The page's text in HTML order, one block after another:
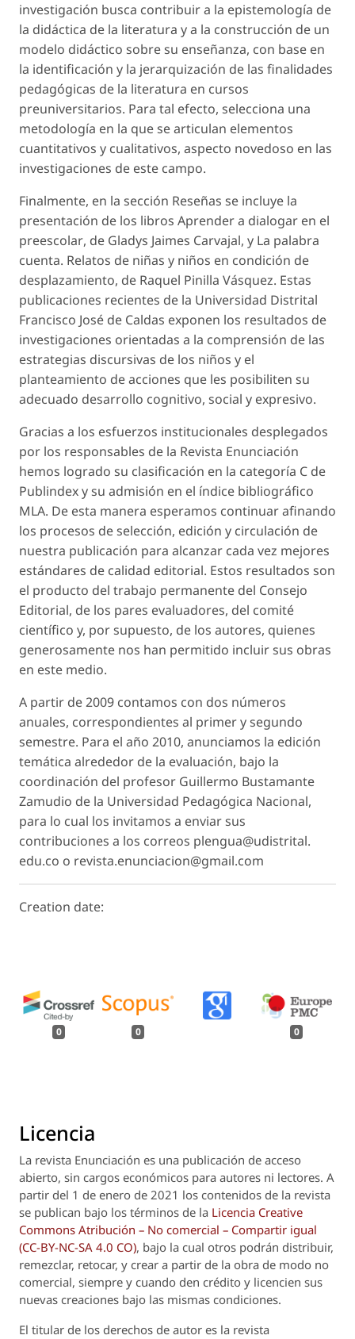
investigación busca contribuir a la epistemología de
la didáctica de la literatura y a la construcción de un
modelo didáctico sobre su enseñanza, con base en
la identificación y la jerarquización de las finalidades
pedagógicas de la literatura en cursos
preuniversitarios. Para tal efecto, selecciona una
metodología en la que se articulan elementos
cuantitativos y cualitativos, aspecto novedoso en las
investigaciones de este campo.
Finalmente, en la sección Reseñas se incluye la
presentación de los libros Aprender a dialogar en el
preescolar, de Gladys Jaimes Carvajal, y La palabra
cuenta. Relatos de niñas y niños en condición de
desplazamiento, de Raquel Pinilla Vásquez. Estas
publicaciones recientes de la Universidad Distrital
Francisco José de Caldas exponen los resultados de
investigaciones orientadas a la comprensión de las
estrategias discursivas de los niños y el
planteamiento de acciones que les posibiliten su
adecuado desarrollo cognitivo, social y expresivo.
Gracias a los esfuerzos institucionales desplegados
por los responsables de la Revista Enunciación
hemos logrado su clasificación en la categoría C de
Publindex y su admisión en el índice bibliográfico
MLA. De esta manera esperamos continuar afinando
los procesos de selección, edición y circulación de
nuestra publicación para alcanzar cada vez mejores
estándares de calidad editorial. Estos resultados son
el producto del trabajo permanente del Consejo
Editorial, de los pares evaluadores, del comité
científico y, por supuesto, de los autores, quienes
generosamente nos han permitido incluir sus obras
en este medio.
A partir de 2009 contamos con dos números
anuales, correspondientes al primer y segundo
semestre. Para el año 2010, anunciamos la edición
temática alrededor de la evaluación, bajo la
coordinación del profesor Guillermo Bustamante
Zamudio de la Universidad Pedagógica Nacional,
para lo cual los invitamos a enviar sus
contribuciones a los correos plengua@udistrital.
edu.co o revista.enunciacion@gmail.com
Creation date:
0 0 0
Licencia
La revista Enunciación es una publicación de acceso
abierto, sin cargos económicos para autores ni lectores. A
partir del 1 de enero de 2021 los contenidos de la revista
se publican bajo los términos de la Licencia Creative
Commons Atribución – No comercial – Compartir igual
(CC-BY-NC-SA 4.0 CO), bajo la cual otros podrán distribuir,
remezclar, retocar, y crear a partir de la obra de modo no
comercial, siempre y cuando den crédito y licencien sus
nuevas creaciones bajo las mismas condiciones.
El titular de los derechos de autor es la revista